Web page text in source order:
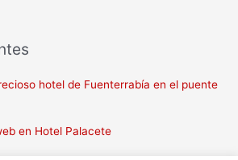
hotel de Fuenterrabía en el puente
en Hotel Palacete